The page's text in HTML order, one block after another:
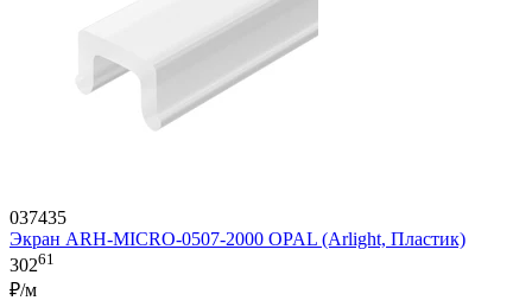
037435
Экран ARH-MICRO-0507-2000 OPAL (Arlight, Пластик)
30261
₽/м